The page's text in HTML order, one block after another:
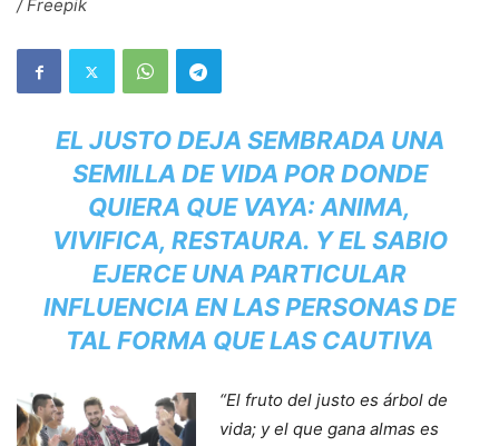
/ Freepik
EL JUSTO DEJA SEMBRADA UNA
SEMILLA DE VIDA POR DONDE
QUIERA QUE VAYA: ANIMA,
VIVIFICA, RESTAURA. Y EL SABIO
EJERCE UNA PARTICULAR
INFLUENCIA EN LAS PERSONAS DE
TAL FORMA QUE LAS CAUTIVA
“El fruto del justo es árbol de
vida; y el que gana almas es